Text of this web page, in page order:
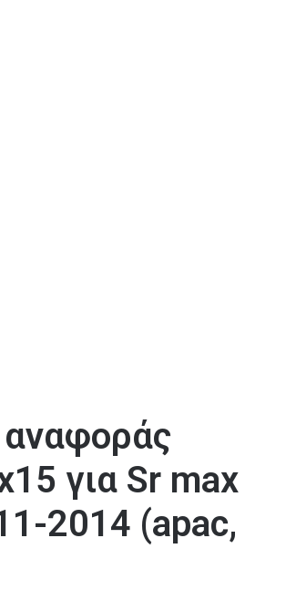
αναφοράς
για Sr max
2014 (apac,